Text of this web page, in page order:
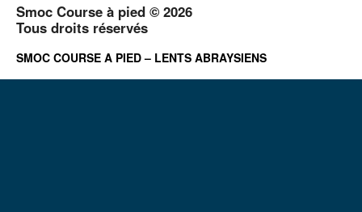
Smoc Course à pied © 2026
Tous droits réservés
SMOC COURSE A PIED – LENTS ABRAYSIENS